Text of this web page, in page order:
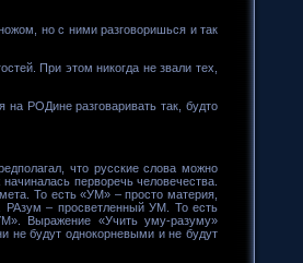
но с ними разговоришься и так
При этом никогда не звали тех,
РОДине разговаривать так, будто
что русские слова можно
перворечь человечества.
То есть «УМ» – просто материя,
– просветленный УМ. То есть
Выражение «Учить уму-разуму»
не будут однокорневыми и не будут